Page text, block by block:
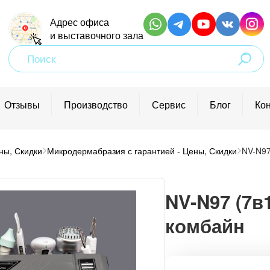
Адрес офиса
и выставочного зала
Поиск
товаров
Отзывы Производство Сервис Блог
Скидки Микродермабразия с гарантией - Цены, Скидки NV-
NV-N97
комбайн